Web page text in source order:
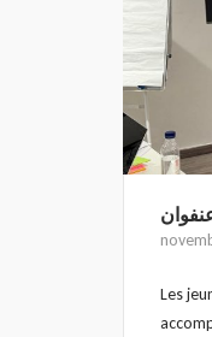
Les